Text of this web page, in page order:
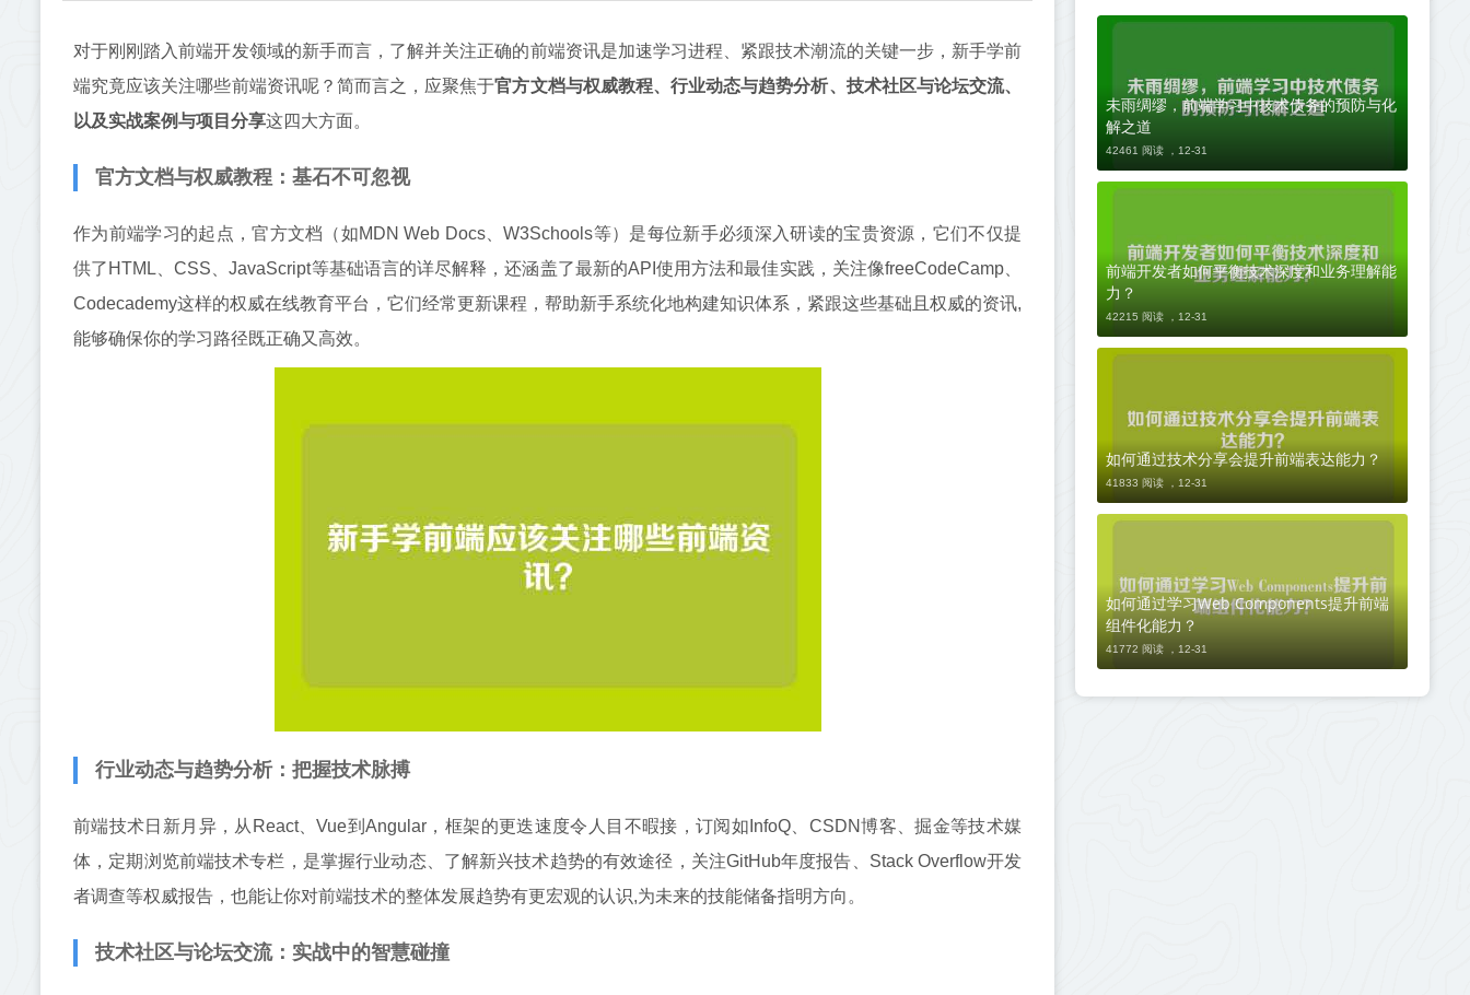
对于刚刚踏入前端开发领域的新手而言，了解并关注正确的前端资讯是加速学习进程、紧跟技术潮流的关键一步，新手学前
端究竟应该关注哪些前端资讯呢？简而言之，应聚焦于官方文档与权威教程、行业动态与趋势分析、技术社区与论坛交流、
以及实战案例与项目分享这四大方面。
官方文档与权威教程：基石不可忽视
作为前端学习的起点，官方文档（如MDN Web Docs、W3Schools等）是每位新手必须深入研读的宝贵资源，它们不仅提
供了HTML、CSS、JavaScript等基础语言的详尽解释，还涵盖了最新的API使用方法和最佳实践，关注像freeCodeCamp、
Codecademy这样的权威在线教育平台，它们经常更新课程，帮助新手系统化地构建知识体系，紧跟这些基础且权威的资讯,
能够确保你的学习路径既正确又高效。
行业动态与趋势分析：把握技术脉搏
前端技术日新月异，从React、Vue到Angular，框架的更迭速度令人目不暇接，订阅如InfoQ、CSDN博客、掘金等技术媒
体，定期浏览前端技术专栏，是掌握行业动态、了解新兴技术趋势的有效途径，关注GitHub年度报告、Stack Overflow开发
者调查等权威报告，也能让你对前端技术的整体发展趋势有更宏观的认识,为未来的技能储备指明方向。
技术社区与论坛交流：实战中的智慧碰撞
未雨绸缪，前端学习中技术债务的预防与化
解之道
42461 阅读 ， 12-31
前端开发者如何平衡技术深度和业务理解能
力？
42215 阅读 ， 12-31
如何通过技术分享会提升前端表达能力？
41833 阅读 ， 12-31
如何通过学习Web Components提升前端
组件化能力？
41772 阅读 ， 12-31